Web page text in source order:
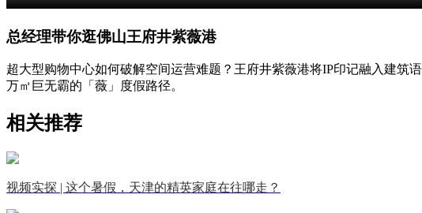
总经理带你逛佛山王府井紫薇港
超大型购物中心如何破解空间运营难题？王府井紫薇港将IP印记融入建
万㎡巨无霸的「薇」度假路径。
相关推荐
视频实探 | 这个暑假，天津的精英家庭在往哪走？